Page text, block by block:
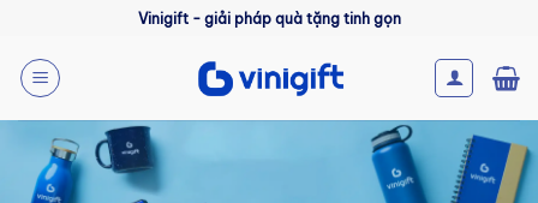
nội
dung
Vinigift - giải pháp quà tặng tinh gọn